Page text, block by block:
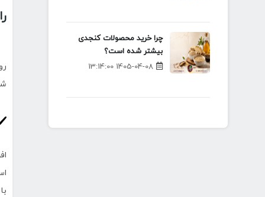
چرا خرید محصولات کنجدی
بیشتر شده است؟
1405-04-08 13:14:00